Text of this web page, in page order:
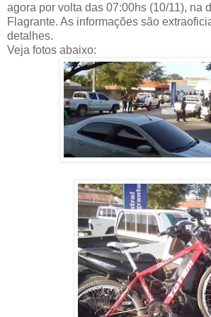
agora por volta das 07:00hs (10/11), na
Flagrante. As informações são
detalhes.
Veja fotos abaixo: